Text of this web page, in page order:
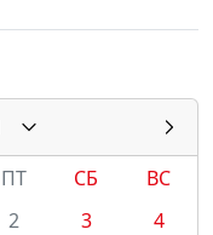
ПТ СБ
ВС
2 3
4